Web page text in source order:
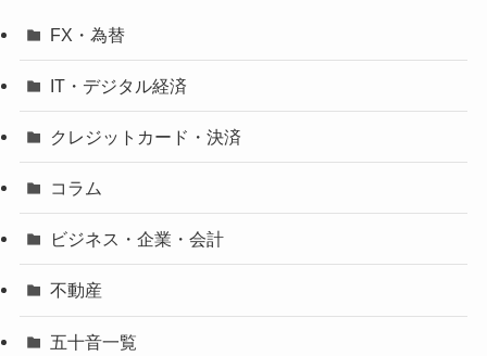
FX・為替
IT・デジタル経済
クレジットカード・決済
コラム
ビジネス・企業・会計
不動産
五十音一覧